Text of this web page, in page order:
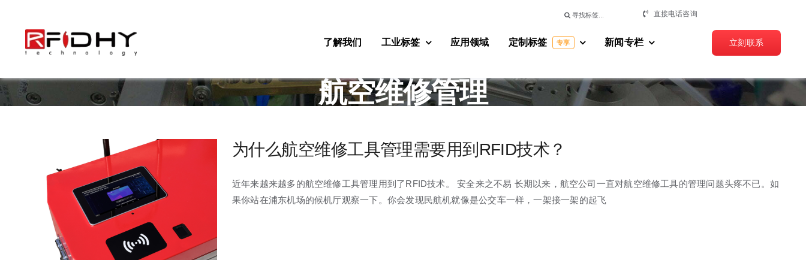
搜
直接电话咨询
了解我们 工业标签 应用领域 定制标签 专享 新闻专栏 立刻联系
航空维修管理
为什么航空维修工具管理需要用到RFID技术？
近年来越来越多的航空维修工具管理用到了RFID技术。 安全来之不易 长期以来，航空公司一直对航空维修工具的管理问题头疼不已。如
果你站在浦东机场的候机厅观察一下。你会发现民航机就像是公交车一样，一架接一架的起飞